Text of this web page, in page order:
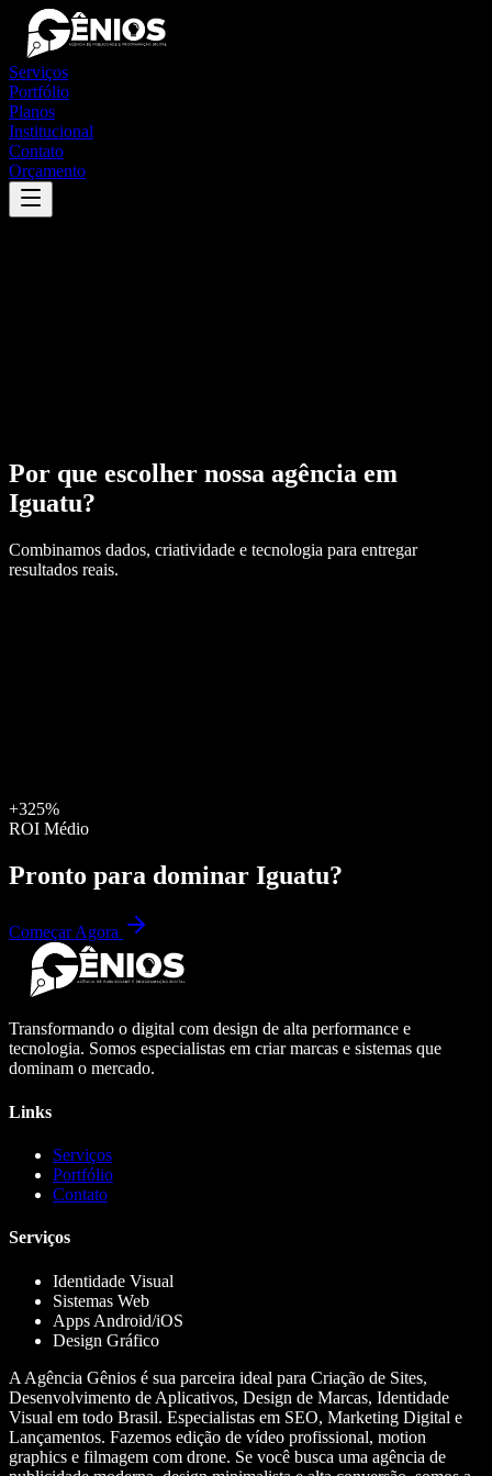
Serviços
Portfólio
Planos
Institucional
Contato
Orçamento
Por que escolher nossa agência em
Iguatu?
Combinamos dados, criatividade e tecnologia para entregar
resultados reais.
+325%
ROI Médio
Pronto para dominar Iguatu?
Começar Agora
Transformando o digital com design de alta performance e
tecnologia. Somos especialistas em criar marcas e sistemas que
dominam o mercado.
Links
Serviços
Portfólio
Contato
Serviços
Identidade Visual
Sistemas Web
Apps Android/iOS
Design Gráfico
A Agência Gênios é sua parceira ideal para Criação de Sites,
Desenvolvimento de Aplicativos, Design de Marcas, Identidade
Visual em todo Brasil. Especialistas em SEO, Marketing Digital e
Lançamentos. Fazemos edição de vídeo profissional, motion
graphics e filmagem com drone. Se você busca uma agência de